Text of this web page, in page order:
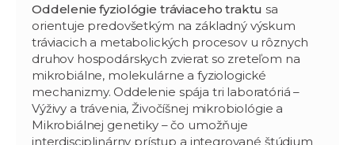
Oddelenie fyziológie tráviaceho traktu sa
orientuje predovšetkým na základný výskum
tráviacich a metabolických procesov u rôznych
druhov hospodárskych zvierat so zreteľom na
mikrobiálne, molekulárne a fyziologické
mechanizmy. Oddelenie spája tri laboratóriá –
Výživy a trávenia, Živočíšnej mikrobiológie a
Mikrobiálnej genetiky – čo umožňuje
interdisciplinárny prístup a integrované štúdium